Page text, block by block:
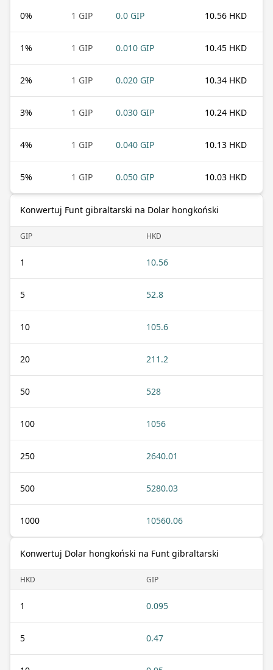
0% 1 GIP 0.0 GIP 10.56 HKD
1% 1 GIP 0.010 GIP 10.45 HKD
2% 1 GIP 0.020 GIP 10.34 HKD
3% 1 GIP 0.030 GIP 10.24 HKD
4% 1 GIP 0.040 GIP 10.13 HKD
5% 1 GIP 0.050 GIP 10.03 HKD
Konwertuj Funt gibraltarski na Dolar hongkoński
GIP HKD
1 10.56
5 52.8
10 105.6
20 211.2
50 528
100 1056
250 2640.01
500 5280.03
1000 10560.06
Konwertuj Dolar hongkoński na Funt gibraltarski
HKD GIP
1 0.095
5 0.47